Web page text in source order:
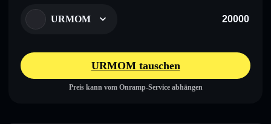
URMOM
URMOM tauschen
Preis kann vom Onramp-Service abhängen